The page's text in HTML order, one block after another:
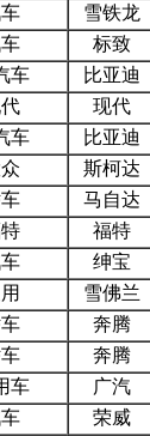
雪铁龙
标致
车 比亚迪
现代
车 比亚迪
斯柯达
马自达
福特
绅宝
雪佛兰
奔腾
奔腾
车 广汽
荣威